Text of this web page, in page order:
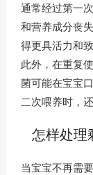
通常经过第一
和营养成分丧
得更具活力和
此外，在重复
菌可能在宝宝
二次喂养时，
怎样处理
当宝宝不再需